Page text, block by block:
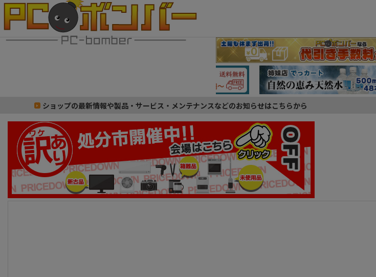
ショップの最新情報や製品・サービス・メンテナンスなどのお知らせはこちらから